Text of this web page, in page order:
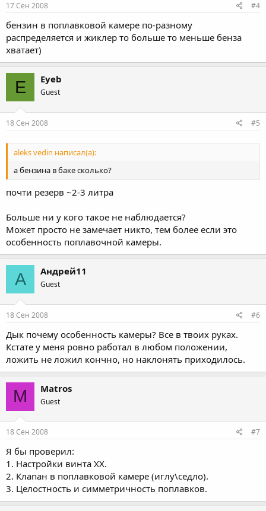
17 Сен 2008 #4
бензин в поплавковой камере по-разному
распределяется и жиклер то больше то меньше бенза
хватает)
E Eyeb
Guest
18 Сен 2008 #5
aleks vedin написал(а):
а бензина в баке сколько?
почти резерв ~2-3 литра
Больше ни у кого такое не наблюдается?
Может просто не замечает никто, тем более если это
особенность поплавочной камеры.
А Андрей11
Guest
18 Сен 2008 #6
Дык почему особенность камеры? Все в твоих руках.
Кстате у меня ровно работал в любом положении,
ложить не ложил кончно, но наклонять приходилось.
M Matros
Guest
18 Сен 2008 #7
Я бы проверил:
1. Настройки винта ХХ.
2. Клапан в поплавковой камере (иглу\седло).
3. Целостность и симметричность поплавков.